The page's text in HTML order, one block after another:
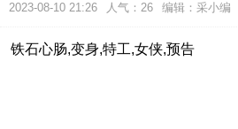
2023-08-10 21:26 人气： 26 编辑：采小编
铁石心肠,变身,特工,女侠,预告